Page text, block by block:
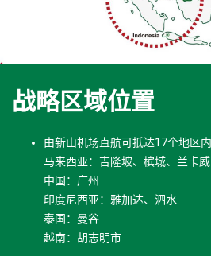
战略区域位置
由新山机场直航可抵达17个地区
马来西亚：吉隆坡、槟城、兰卡威
中国：广州
印度尼西亚：雅加达、泗水
泰国：曼谷
越南：胡志明市